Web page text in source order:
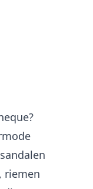
riemen